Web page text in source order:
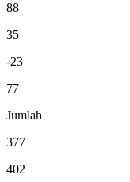
88
35
-23
77
Jumlah
377
402